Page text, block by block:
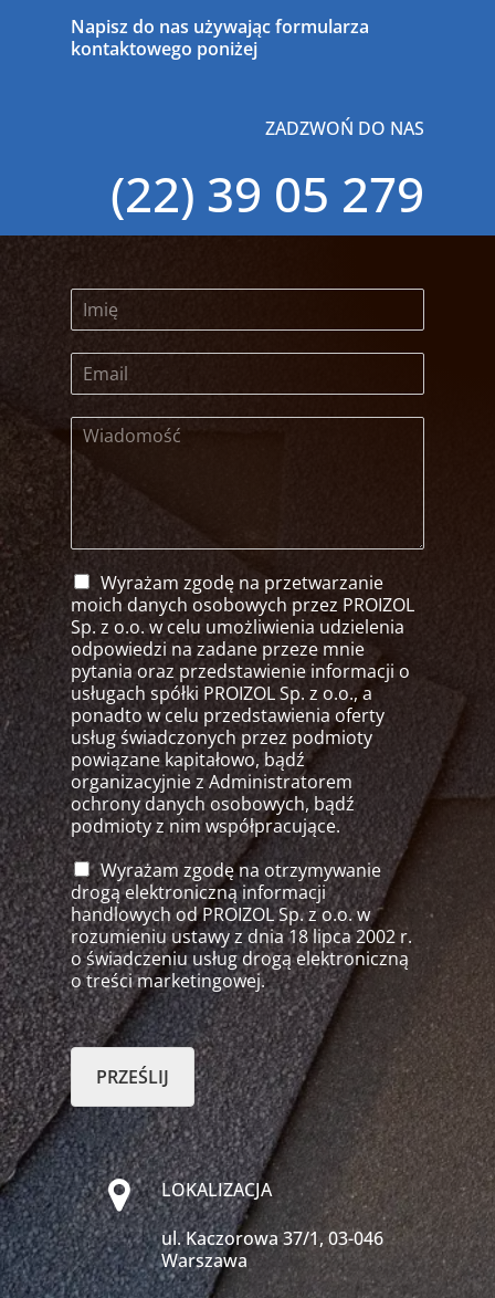
Napisz do nas używając formularza
kontaktowego poniżej
ZADZWOŃ DO NAS
(22) 39 05 279
Wyrażam zgodę na przetwarzanie
moich danych osobowych przez PROIZOL
Sp. z o.o. w celu umożliwienia udzielenia
odpowiedzi na zadane przeze mnie
pytania oraz przedstawienie informacji o
usługach spółki PROIZOL Sp. z o.o., a
ponadto w celu przedstawienia oferty
usług świadczonych przez podmioty
powiązane kapitałowo, bądź
organizacyjnie z Administratorem
ochrony danych osobowych, bądź
podmioty z nim współpracujące.
Wyrażam zgodę na otrzymywanie
drogą elektroniczną informacji
handlowych od PROIZOL Sp. z o.o. w
rozumieniu ustawy z dnia 18 lipca 2002 r.
o świadczeniu usług drogą elektroniczną
o treści marketingowej.
PRZEŚLIJ
LOKALIZACJA
ul. Kaczorowa 37/1, 03-046
Warszawa